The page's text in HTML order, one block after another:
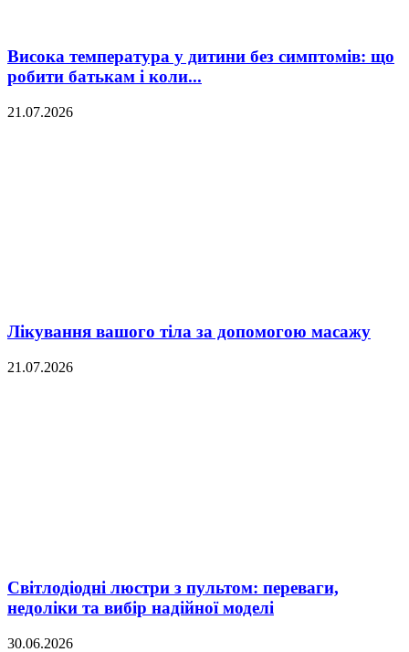
Висока температура у дитини без симптомів: що
робити батькам і коли...
21.07.2026
Лікування вашого тіла за допомогою масажу
21.07.2026
Світлодіодні люстри з пультом: переваги,
недоліки та вибір надійної моделі
30.06.2026